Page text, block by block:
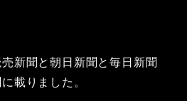
新聞と朝日新聞と毎日新聞
載りました。